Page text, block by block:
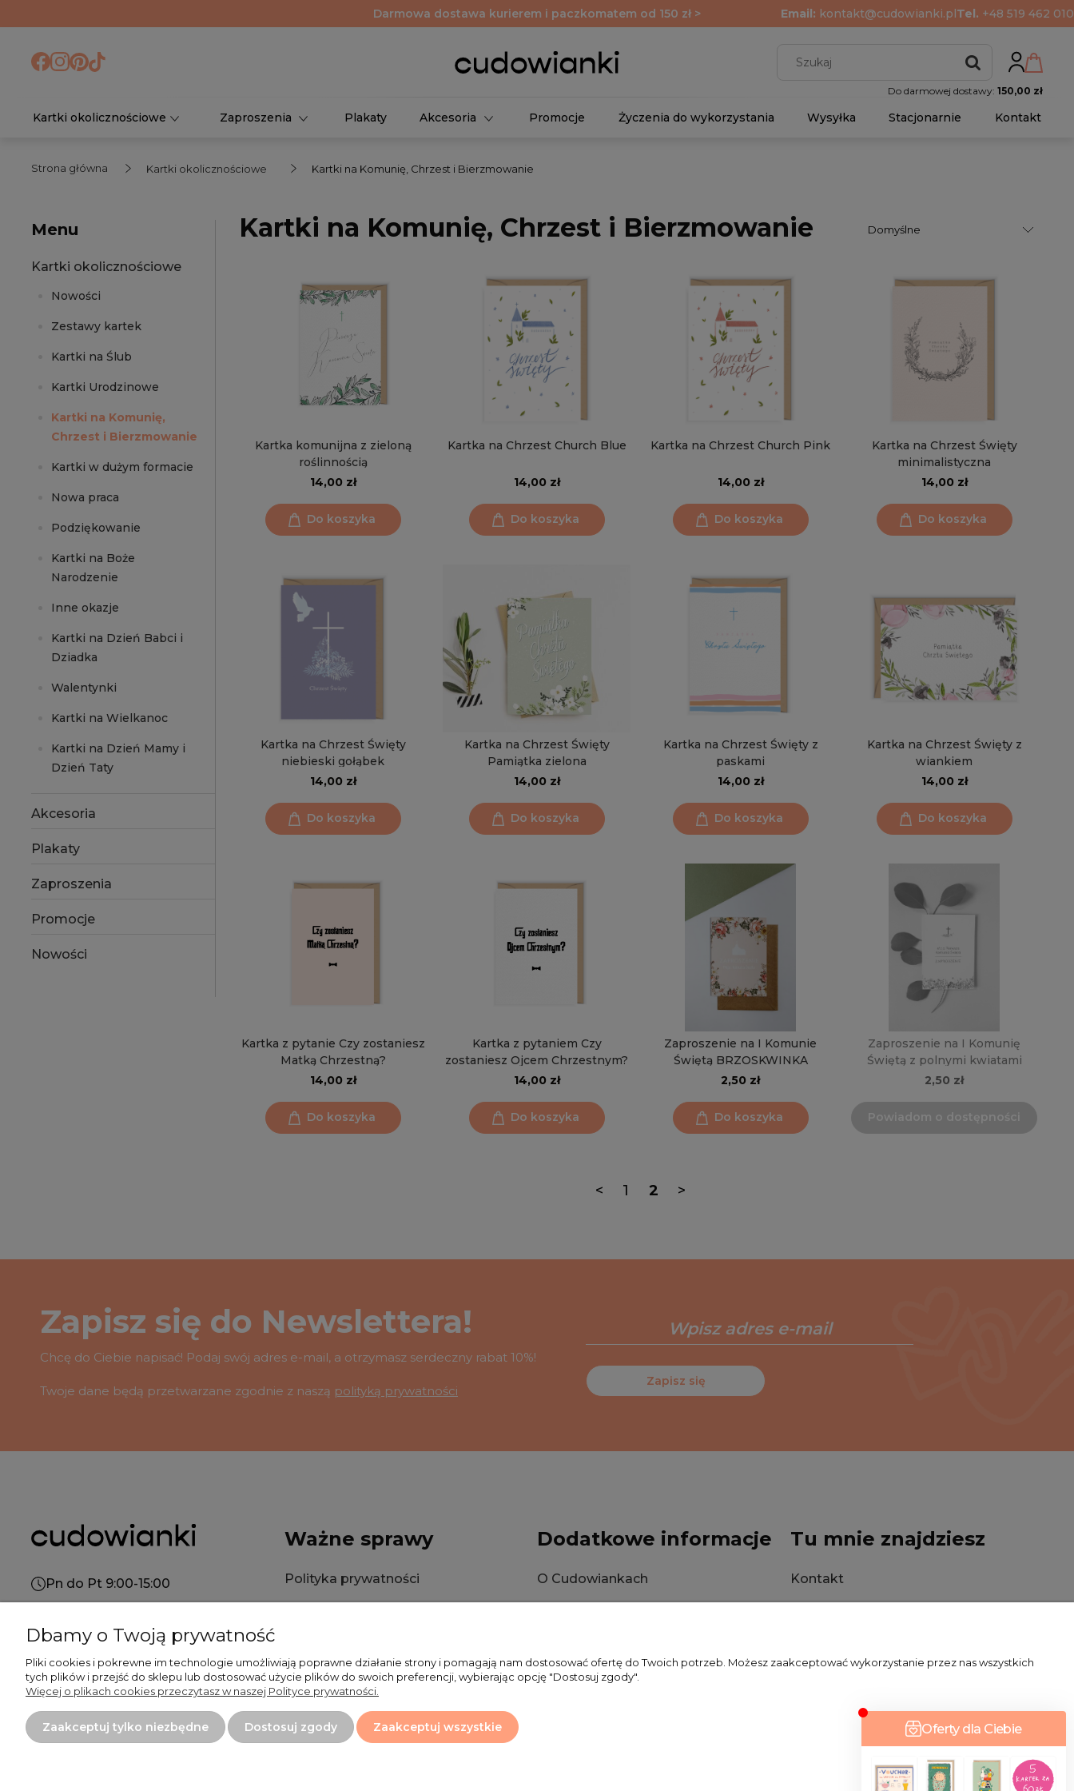
Darmowa dostawa kurierem i paczkomatem od 150 zł > Email: kontakt@cudowianki.plTel. +48 519 462 010
Do darmowej dostawy: 150,00 zł
Kartki okolicznościowe Zaproszenia Plakaty Akcesoria Promocje Życzenia do wykorzystania Wysyłka Stacjonarnie Kontakt
Strona główna Kartki okolicznościowe Kartki na Komunię, Chrzest i Bierzmowanie
Menu
Kartki okolicznościowe
Nowości
Zestawy kartek
Kartki na Ślub
Kartki Urodzinowe
Kartki na Komunię,
Chrzest i Bierzmowanie
Kartki w dużym formacie
Nowa praca
Podziękowanie
Kartki na Boże
Narodzenie
Inne okazje
Kartki na Dzień Babci i
Dziadka
Walentynki
Kartki na Wielkanoc
Kartki na Dzień Mamy i
Dzień Taty
Akcesoria
Plakaty
Zaproszenia
Promocje
Nowości
Kartki na Komunię, Chrzest i Bierzmowanie
Kartka komunijna z zieloną
roślinnością
14,00 zł
Do koszyka
Kartka na Chrzest Church Blue
14,00 zł
Do koszyka
Kartka na Chrzest Church Pink
14,00 zł
Do koszyka
Kartka na Chrzest Święty
minimalistyczna
14,00 zł
Do koszyka
Kartka na Chrzest Święty
niebieski gołąbek
14,00 zł
Do koszyka
Kartka na Chrzest Święty
Pamiątka zielona
14,00 zł
Do koszyka
Kartka na Chrzest Święty z
paskami
14,00 zł
Do koszyka
Kartka na Chrzest Święty z
wiankiem
14,00 zł
Do koszyka
Kartka z pytanie Czy zostaniesz
Matką Chrzestną?
14,00 zł
Do koszyka
Kartka z pytaniem Czy
zostaniesz Ojcem Chrzestnym?
14,00 zł
Do koszyka
Zaproszenie na I Komunie
Świętą BRZOSKWINKA
2,50 zł
Do koszyka
Zaproszenie na I Komunię
Świętą z polnymi kwiatami
2,50 zł
Powiadom o dostępności
< 1 2 >
Zapisz się do Newslettera!
Chcę do Ciebie napisać! Podaj swój adres e-mail, a otrzymasz serdeczny rabat 10%!
Twoje dane będą przetwarzane zgodnie z naszą polityką prywatności
Zapisz się
Pn do Pt 9:00-15:00
kontakt@cudowianki.pl
Ważne sprawy
Polityka prywatności
Regulamin
Płatność
Dodatkowe informacje
O Cudowiankach
Zwroty i reklamacje
Tu mnie znajdziesz
Kontakt
Dbamy o Twoją prywatność
Pliki cookies i pokrewne im technologie umożliwiają poprawne działanie strony i pomagają nam dostosować ofertę do Twoich potrzeb. Możesz zaakceptować wykorzystanie przez nas wszystkich
tych plików i przejść do sklepu lub dostosować użycie plików do swoich preferencji, wybierając opcję "Dostosuj zgody".
Więcej o plikach cookies przeczytasz w naszej Polityce prywatności.
Zaakceptuj tylko niezbędne Dostosuj zgody Zaakceptuj wszystkie